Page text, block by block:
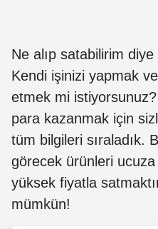
Ne alıp satabilirim
Kendi işinizi yapmak
etmek mi
para kazanmak için
tüm bilgileri sıraladık.
görecek ürünleri ucuza
yüksek fiyatla
mümkün!